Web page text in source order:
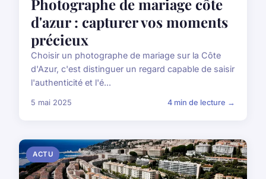
Photographe de mariage côte
d'azur : capturer vos moments
précieux
Choisir un photographe de mariage sur la Côte
d'Azur, c'est distinguer un regard capable de saisir
l'authenticité et l'é...
5 mai 2025 4 min de lecture →
ACTU